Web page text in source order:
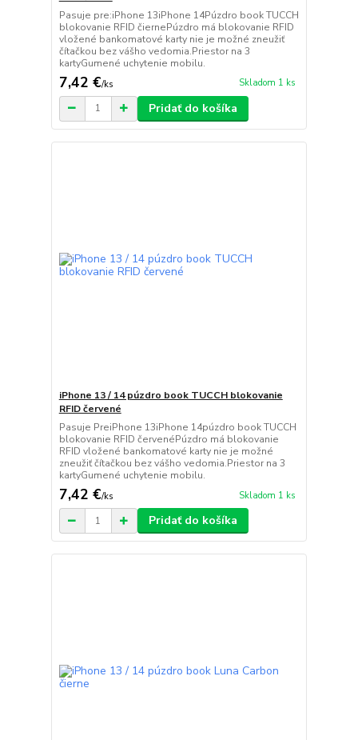
Pasuje pre:iPhone 13iPhone 14Púzdro book TUCCH
blokovanie RFID čiernePúzdro má blokovanie RFID
vložené bankomatové karty nie je možné zneužiť
čítačkou bez vášho vedomia.Priestor na 3
kartyGumené uchytenie mobilu.
7,42 €/ks Skladom 1 ks
Pridať do košíka
iPhone 13 / 14 púzdro book TUCCH blokovanie
RFID červené
Pasuje PreiPhone 13iPhone 14púzdro book TUCCH
blokovanie RFID červenéPúzdro má blokovanie
RFID vložené bankomatové karty nie je možné
zneužiť čítačkou bez vášho vedomia.Priestor na 3
kartyGumené uchytenie mobilu.
7,42 €/ks Skladom 1 ks
Pridať do košíka